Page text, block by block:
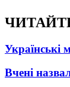
Українські
Вчені